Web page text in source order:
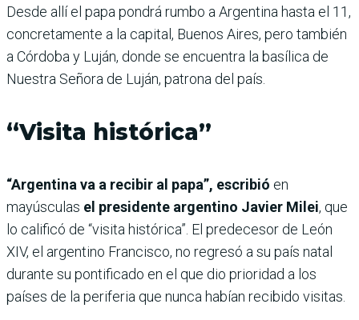
Desde allí el papa pondrá rumbo a Argentina hasta el 11,
concretamente a la capital, Buenos Aires, pero también
a Córdoba y Luján, donde se encuentra la basílica de
Nuestra Señora de Luján, patrona del país.
“Visita histórica”
“Argentina va a recibir al papa”, escribió en
mayúsculas el presidente argentino Javier Milei, que
lo calificó de “visita histórica”. El predecesor de León
XIV, el argentino Francisco, no regresó a su país natal
durante su pontificado en el que dio prioridad a los
países de la periferia que nunca habían recibido visitas.